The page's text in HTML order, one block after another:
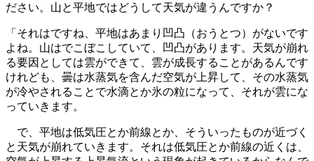
ださい。山と平地ではどうして天気が違うんですか？
「それはですね、平地はあまり凹凸（おうとつ）がないです
よね。山はでこぼこしていて、凹凸があります。天気が崩れ
る要因としては雲ができて、雲が成長することがあるんです
けれども、曇は水蒸気を含んだ空気が上昇して、その水蒸気
が冷やされることで水滴とか氷の粒になって、それが雲にな
っていきます。
で、平地は低気圧とか前線とか、そういったものが近づく
と天気が崩れていきます。それは低気圧とか前線の近くは、